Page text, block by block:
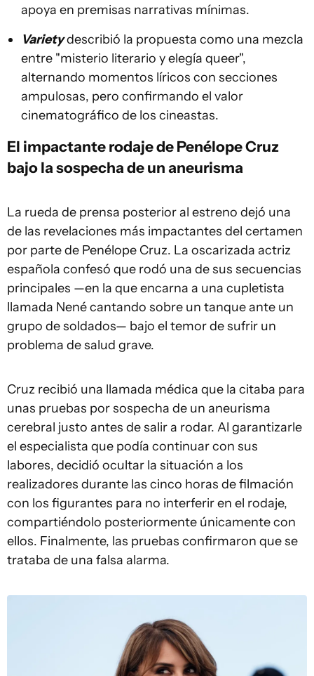
apoya en premisas narrativas mínimas.
Varietydescribió la propuesta como una mezcla
entre "misterio literario y elegía queer",
alternando momentos líricos con secciones
ampulosas, pero confirmando el valor
cinematográfico de los cineastas.
El impactante rodaje de Penélope Cruz
bajo la sospecha de un aneurisma
La rueda de prensa posterior al estreno dejó una
de las revelaciones más impactantes del certamen
por parte de Penélope Cruz. La oscarizada actriz
española confesó que rodó una de sus secuencias
principales —en la que encarna a una cupletista
llamada Nené cantando sobre un tanque ante un
grupo de soldados— bajo el temor de sufrir un
problema de salud grave.
Cruz recibió una llamada médica que la citaba para
unas pruebas por sospecha de un aneurisma
cerebral justo antes de salir a rodar. Al garantizarle
el especialista que podía continuar con sus
labores, decidió ocultar la situación a los
realizadores durante las cinco horas de filmación
con los figurantes para no interferir en el rodaje,
compartiéndolo posteriormente únicamente con
ellos. Finalmente, las pruebas confirmaron que se
trataba de una falsa alarma.